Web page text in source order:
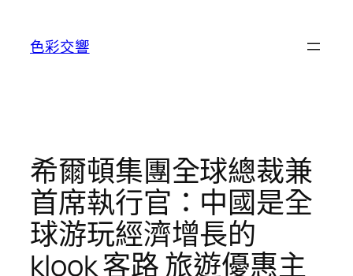
色彩交響
希爾頓集團全球總裁兼
首席執行官：中國是全
球游玩經濟增長的
klook 客路 旅遊優惠主